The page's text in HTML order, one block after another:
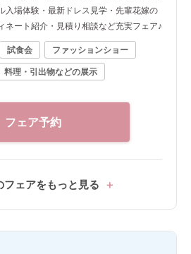
入場体験・最新ドレス見学・先輩花嫁の
ネート紹介・見積り相談など充実フェア♪
試食会
ファッションショー
料理・引出物などの展示
フェア予約
フェアをもっと見る